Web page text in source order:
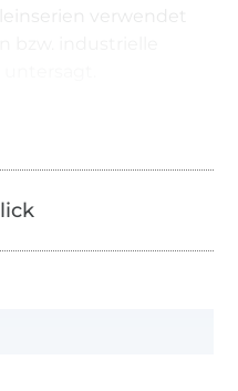
verwendet